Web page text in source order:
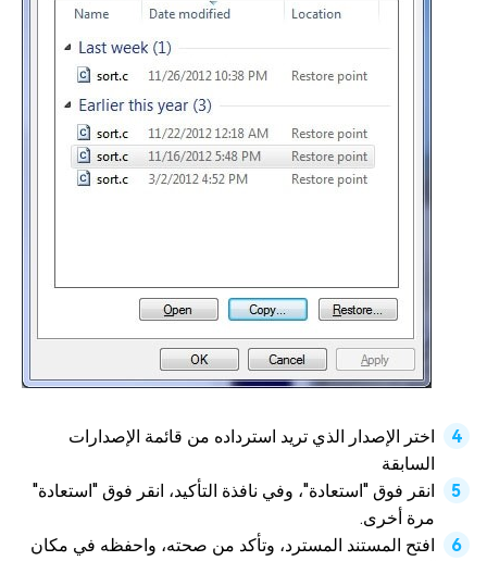
اختر الإصدار الذي تريد استرداده من قائمة الإصدارات
السابقة
انقر فوق "استعادة"، وفي نافذة التأكيد، انقر فوق "استعادة"
مرة أخرى.
افتح المستند المسترد، وتأكد من صحته، واحفظه في مكان